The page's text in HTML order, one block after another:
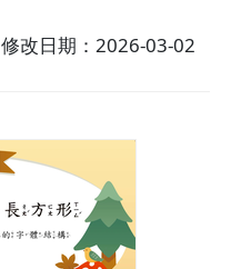
修改日期：2026-03-02